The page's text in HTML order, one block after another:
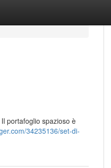
portafoglio spazioso è
34235136/set-di-